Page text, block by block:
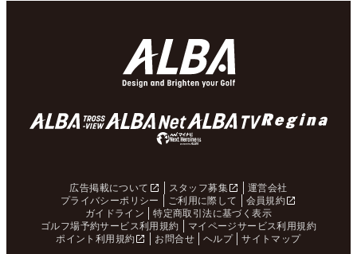
広告掲載について スタッフ募集
運営会社
プライバシーポリシー
ご利用に際して
会員規約
ガイドライン
特定商取引法に基づく表示
ゴルフ場予約サービス利用規約
マイページサービス利用規約
ポイント利用規約
お問合せ ヘルプ サイトマップ